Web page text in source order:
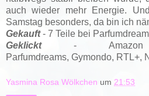
auch wieder mehr Energie.
Samstag besonders, da bin ich
Gekauft- 7 Teile bei
Geklickt-
Parfumdreams, Gymondo, RTL+,
Yasmina Rosa Wölkchen um 21:53